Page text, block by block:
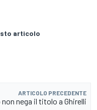
articolo
ARTICOLO PRECEDENTE
nega il titolo a Ghirelli